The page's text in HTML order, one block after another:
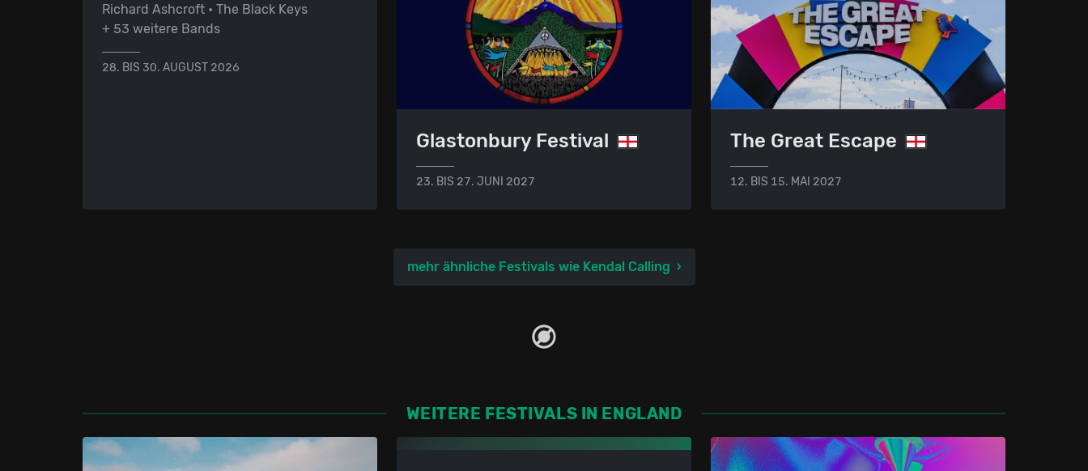
Richard Ashcroft • The Black Keys
+ 53 weitere Bands
28. BIS 30. AUGUST 2026
Glastonbury Festival
23. BIS 27. JUNI 2027
The Great Escape
12. BIS 15. MAI 2027
mehr ähnliche Festivals wie Kendal Calling
WEITERE FESTIVALS IN ENGLAND